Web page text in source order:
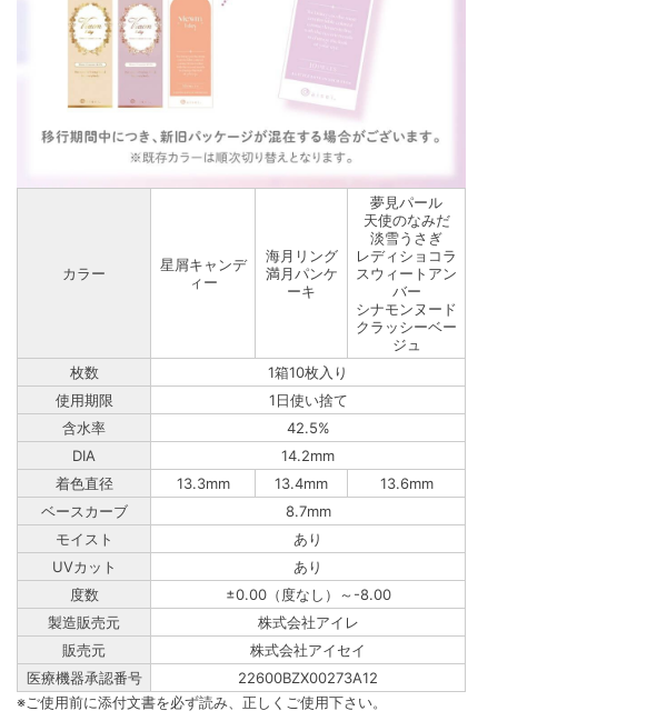
カラー
星屑キャンデ
ィー
海月リング
満月パンケ
ーキ
夢見パール
天使のなみだ
淡雪うさぎ
レディショコラ
スウィートアン
バー
シナモンヌード
クラッシーベー
ジュ
枚数
1箱10枚入り
使用期限
1日使い捨て
含水率
42.5%
DIA
14.2mm
着色直径
13.3mm 13.4mm
13.6mm
ベースカーブ
8.7mm
モイスト
あり
UVカット
あり
度数
±0.00（度なし）～-8.00
製造販売元
株式会社アイレ
販売元
株式会社アイセイ
医療機器承認番号
22600BZX00273A12
※ご使用前に添付文書を必ず読み、正しくご使用下さい。